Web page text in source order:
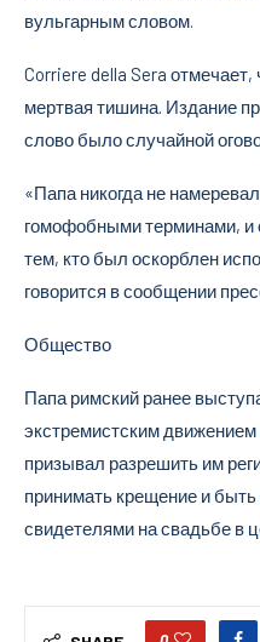
вульгарным словом.
Corriere della Sera
мертвая тишина. Издание
слово было случайной
«Папа никогда не
гомофобными терминами, и
тем, кто был оскорблен
говорится в сообщении
Общество
Папа римский ранее
экстремистским
призывал разрешить им
принимать крещение и
свидетелями на свадьбе в